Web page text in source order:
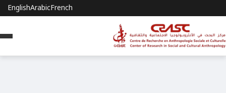
French
Arabic
English